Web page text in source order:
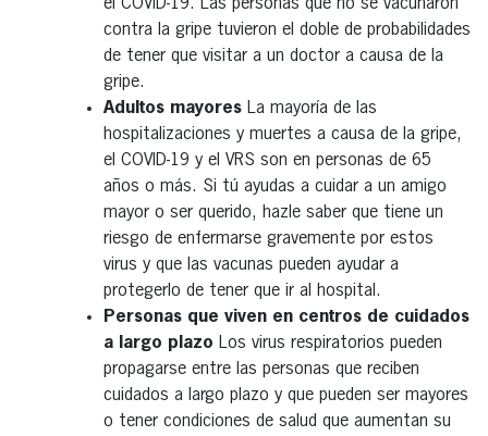
el COVID-19. Las personas que no se vacunaron
contra la gripe tuvieron el doble de probabilidades
de tener que visitar a un doctor a causa de la
gripe.
Adultos mayores La mayoría de las
hospitalizaciones y muertes a causa de la gripe,
el COVID-19 y el VRS son en personas de 65
años o más. Si tú ayudas a cuidar a un amigo
mayor o ser querido, hazle saber que tiene un
riesgo de enfermarse gravemente por estos
virus y que las vacunas pueden ayudar a
protegerlo de tener que ir al hospital.
Personas que viven en centros de cuidados
a largo plazo Los virus respiratorios pueden
propagarse entre las personas que reciben
cuidados a largo plazo y que pueden ser mayores
o tener condiciones de salud que aumentan su